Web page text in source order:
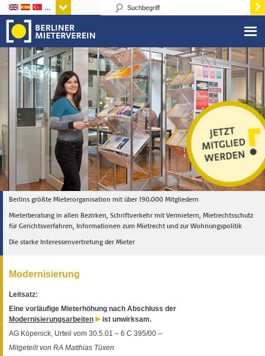
Sprachen
Berlins größte Mieterorganisation mit über 190.000 Mitgliedern
Mieterberatung in allen Bezirken, Schriftverkehr mit Vermietern, Mietrechtsschutz
für Gerichtsverfahren, Informationen zum Mietrecht und zur Wohnungspolitik
Die starke Interessenvertretung der Mieter
Modernisierung
Leitsatz:
Eine vorläufige Mieterhöhung nach Abschluss der
Modernisierungsarbeiten
ist unwirksam.
AG Köpenick, Urteil vom 30.5.01 – 6 C 395/00 –
Mitgeteilt von RA Matthias Tüxen